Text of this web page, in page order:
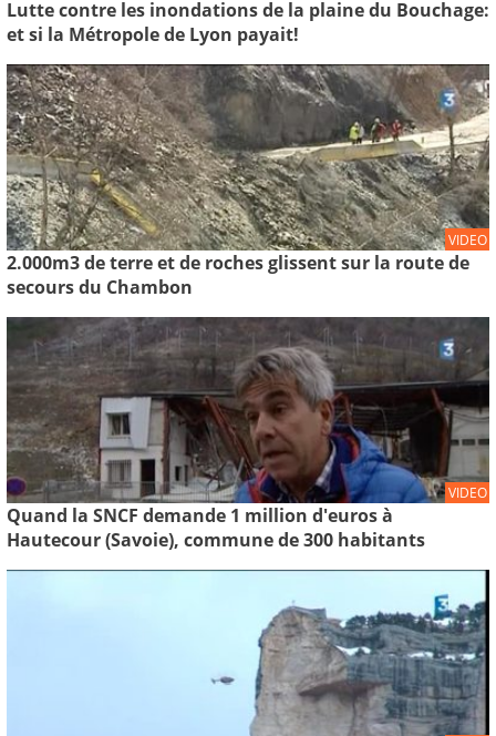
Lutte contre les inondations de la plaine du Bouchage:
et si la Métropole de Lyon payait!
VIDEO
2.000m3 de terre et de roches glissent sur la route de
secours du Chambon
VIDEO
Quand la SNCF demande 1 million d'euros à
Hautecour (Savoie), commune de 300 habitants